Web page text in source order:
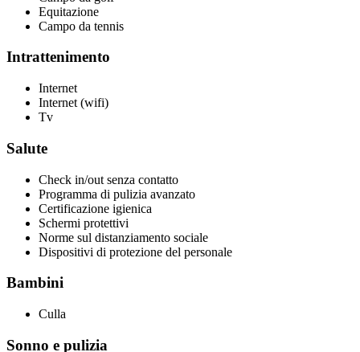
Equitazione
Campo da tennis
Intrattenimento
Internet
Internet (wifi)
Tv
Salute
Check in/out senza contatto
Programma di pulizia avanzato
Certificazione igienica
Schermi protettivi
Norme sul distanziamento sociale
Dispositivi di protezione del personale
Bambini
Culla
Sonno e pulizia